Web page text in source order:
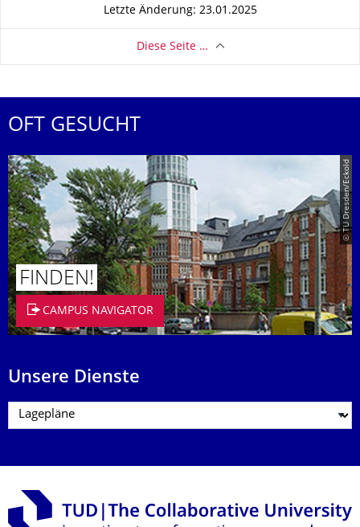
Letzte Änderung: 23.01.2025
Diese Seite …
OFT GESUCHT
© TU Dresden/Eckold
FINDEN!
CAMPUS NAVIGATOR
Unsere Dienste